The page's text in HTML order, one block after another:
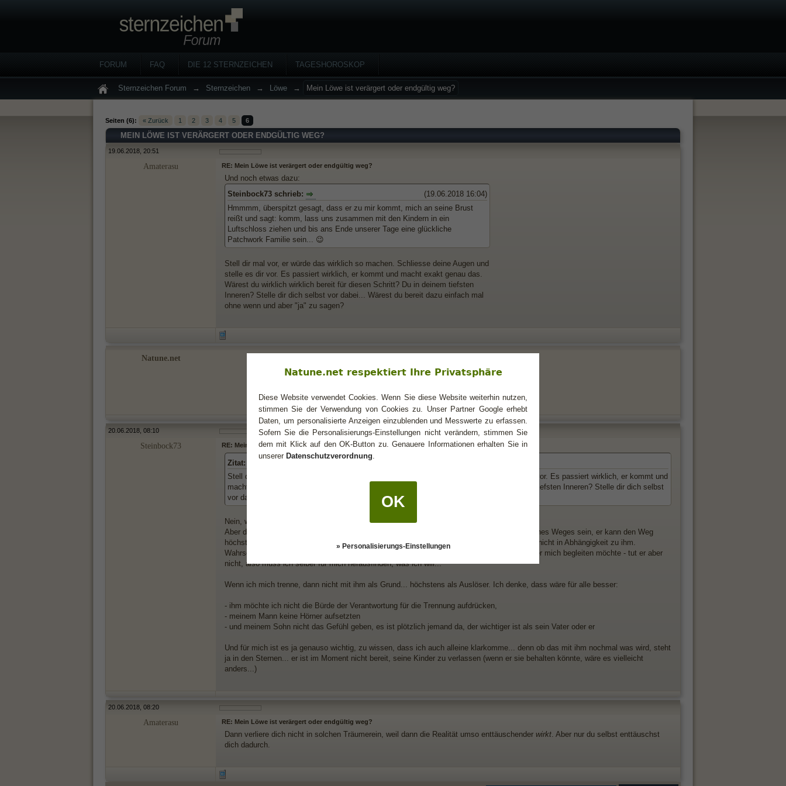
FORUM FAQ DIE 12 STERNZEICHEN TAGESHOROSKOP
Sternzeichen Forum → Sternzeichen → Löwe → Mein Löwe ist verärgert oder endgültig weg?
Seiten (6): « Zurück 1 2 3 4 5 6
MEIN LÖWE IST VERÄRGERT ODER ENDGÜLTIG WEG?
19.06.2018, 20:51
Amaterasu RE: Mein Löwe ist verärgert oder endgültig weg?
Und noch etwas dazu:
(19.06.2018 16:04)
Steinbock73 schrieb:
Hmmmm, überspitzt gesagt, dass er zu mir kommt, mich an seine Brust
reißt und sagt: komm, lass uns zusammen mit den Kindern in ein
Luftschloss ziehen und bis ans Ende unserer Tage eine glückliche
Patchwork Familie sein... 😉
Stell dir mal vor, er würde das wirklich so machen. Schliesse deine Augen und
stelle es dir vor. Es passiert wirklich, er kommt und macht exakt genau das.
Wärest du wirklich wirklich bereit für diesen Schritt? Du in deinem tiefsten
Inneren? Stelle dir dich selbst vor dabei... Wärest du bereit dazu einfach mal
ohne wenn und aber "ja" zu sagen?
Natune.net
20.06.2018, 08:10
Steinbock73 RE: Mein Löwe ist verärgert oder endgültig weg?
Zitat:
Stell dir mal vor, er würde das wirklich so machen. Schliesse deine Augen und stelle es dir vor. Es passiert wirklich, er kommt und
macht exakt genau das. Wärest du wirklich wirklich bereit für diesen Schritt? Du in deinem tiefsten Inneren? Stelle dir dich selbst
vor dabei... Wärest du bereit dazu einfach mal ohne wenn und aber "ja" zu sagen?
Nein, wäre ich nicht - nicht mehr... vor 2 Wochen, ja...
Aber diese Pause hat mir viel Zeit zum Nachdenken gegeben und er kann nicht das Ziel meines Weges sein, er kann den Weg
höchstens begleiten... aber es ist mein Weg, den ich notfalls auch alleine gehen muss, aber nicht in Abhängigkeit zu ihm.
Wahrscheinlich würde mir aber die Entscheidung leichter fallen, wenn er sagen würde, dass er mich begleiten möchte - tut er aber
nicht, also muss ich selber für mich herausfinden, was ich will...
Wenn ich mich trenne, dann nicht mit ihm als Grund... höchstens als Auslöser. Ich denke, dass wäre für alle besser:
- ihm möchte ich nicht die Bürde der Verantwortung für die Trennung aufdrücken,
- meinem Mann keine Hörner aufsetzten
- und meinem Sohn nicht das Gefühl geben, es ist plötzlich jemand da, der wichtiger ist als sein Vater oder er
Und für mich ist es ja genauso wichtig, zu wissen, dass ich auch alleine klarkomme... denn ob das mit ihm nochmal was wird, steht
ja in den Sternen... er ist im Moment nicht bereit, seine Kinder zu verlassen (wenn er sie behalten könnte, wäre es vielleicht
anders...)
20.06.2018, 08:20
Amaterasu RE: Mein Löwe ist verärgert oder endgültig weg?
Dann verliere dich nicht in solchen Träumerein, weil dann die Realität umso enttäuschender wirkt. Aber nur du selbst enttäuschst
dich dadurch.
Natune.net respektiert Ihre Privatsphäre
Diese Website verwendet Cookies. Wenn Sie diese Website weiterhin nutzen,
stimmen Sie der Verwendung von Cookies zu. Unser Partner Google erhebt
Daten, um personalisierte Anzeigen einzublenden und Messwerte zu erfassen.
Sofern Sie die Personalisierungs-Einstellungen nicht verändern, stimmen Sie
dem mit Klick auf den OK-Button zu. Genauere Informationen erhalten Sie in
unserer Datenschutzverordnung
OK
» Personalisierungs-Einstellungen